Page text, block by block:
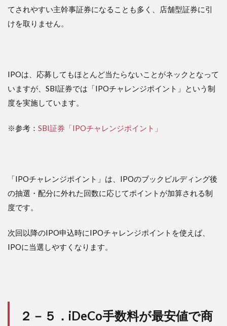
てされやすい主幹事証券になることも多く、店舗型証券に引
けを取りません。
IPOは、応募してもほとんど当たらないことがネックとなって
いますが、SBI証券では「IPOチャレンジポイント」という制
度を実施しています。
※参考： SBI証券「IPOチャレンジポイント」
「IPOチャレンジポイント」は、IPOのブックビルディング後
の抽選・配分に外れた回数に応じてポイントが加算される制
度です。
次回以降のIPO申込時にIPOチャレンジポイントを使えば、
IPOに当選しやすくなります。
２－５．iDeCo手数料が最安値で商